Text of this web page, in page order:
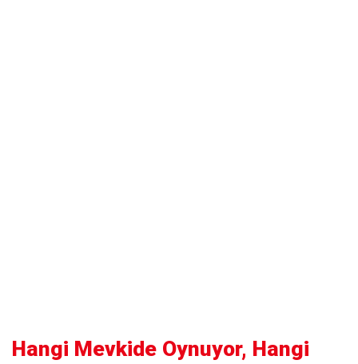
Hangi Mevkide Oynuyor, Hangi